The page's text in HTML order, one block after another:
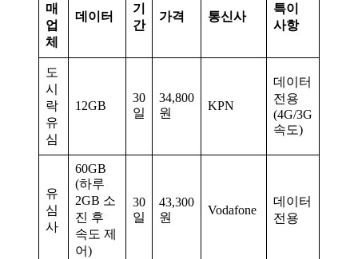
매
업
체
데이터
기
간
가격 통신사
특이
사항
도
시
락
유
심
12GB
30
일
34,800
원
KPN
데이터
전용
(4G/3G
속도)
유
심
사
60GB
(하루
2GB 소
진 후
속도 제
어)
30
일
43,300
원
Vodafone
데이터
전용